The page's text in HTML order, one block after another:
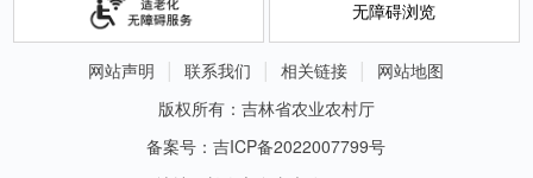
无障碍浏览
网站声明 联系我们 相关链接
网站地图
版权所有：吉林省农业农村厅
备案号：吉ICP备2022007799号